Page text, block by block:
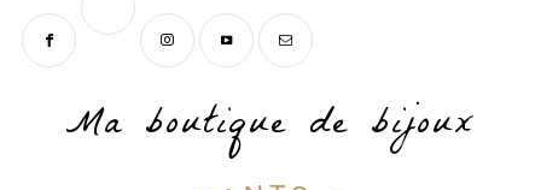
Ma boutique de bijoux